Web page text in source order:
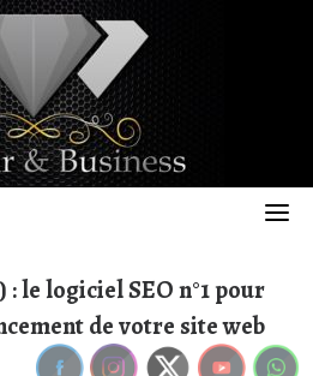
le logiciel SEO n°1 pour
de votre site web